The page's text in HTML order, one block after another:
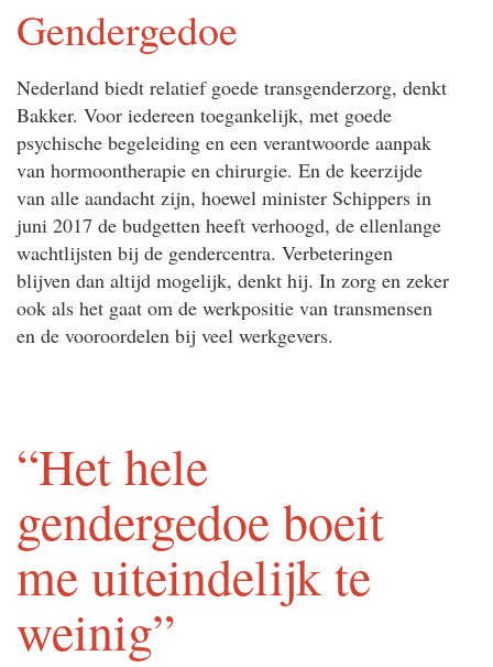
Gendergedoe
Nederland biedt relatief goede transgenderzorg, denkt
Bakker. Voor iedereen toegankelijk, met goede
psychische begeleiding en een verantwoorde aanpak
van hormoontherapie en chirurgie. En de keerzijde
van alle aandacht zijn, hoewel minister Schippers in
juni 2017 de budgetten heeft verhoogd, de ellenlange
wachtlijsten bij de gendercentra. Verbeteringen
blijven dan altijd mogelijk, denkt hij. In zorg en zeker
ook als het gaat om de werkpositie van transmensen
en de vooroordelen bij veel werkgevers.
“Het hele
gendergedoe boeit
me uiteindelijk te
weinig”